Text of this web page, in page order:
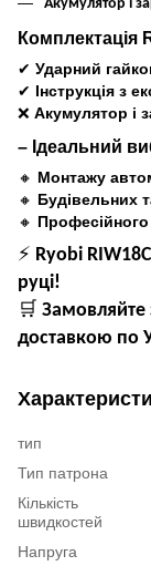
Акумулятор і
Комплектація
✔ Ударний
✔ Інструкція з
❌ Акумулятор і
– Ідеальний
🔸 Монтажу
🔸 Будівельних
🔸
⚡ Ryobi
руці!
🛒 Замовляйте
доставкою по
тип
Тип патрона
Кількість
швидкостей
Напруга